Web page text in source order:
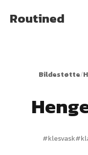
Routined
Bildestøtte/
#klesvask#